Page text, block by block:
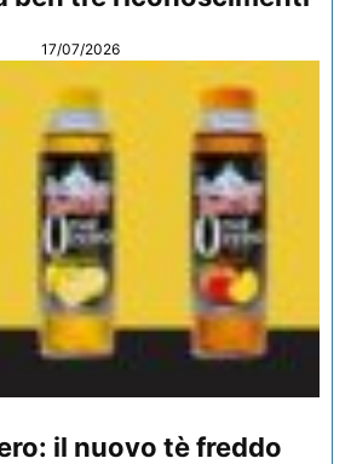
17/07/2026
il nuovo tè freddo